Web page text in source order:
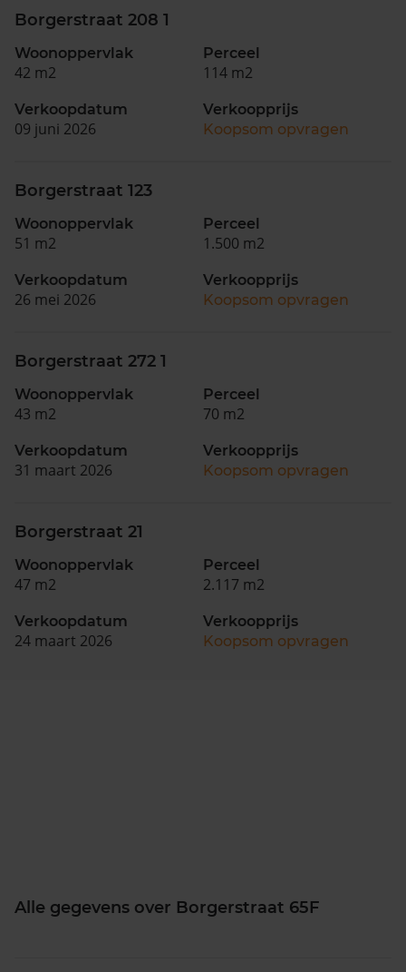
Borgerstraat 208 1
Woonoppervlak
42 m2
Perceel
114 m2
Verkoopdatum
09 juni 2026
Verkoopprijs
Koopsom opvragen
Borgerstraat 123
Woonoppervlak
51 m2
Perceel
1.500 m2
Verkoopdatum
26 mei 2026
Verkoopprijs
Koopsom opvragen
Borgerstraat 272 1
Woonoppervlak
43 m2
Perceel
70 m2
Verkoopdatum
31 maart 2026
Verkoopprijs
Koopsom opvragen
Borgerstraat 21
Woonoppervlak
47 m2
Perceel
2.117 m2
Verkoopdatum
24 maart 2026
Verkoopprijs
Koopsom opvragen
Alle gegevens over Borgerstraat 65F